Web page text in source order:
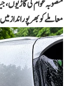
منصوبہ عوام کی
معاملے کو بھرپور انداز